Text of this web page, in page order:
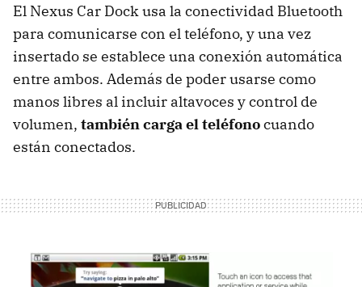
El Nexus Car Dock usa la conectividad Bluetooth
para comunicarse con el teléfono, y una vez
insertado se establece una conexión automática
entre ambos. Además de poder usarse como
manos libres al incluir altavoces y control de
volumen, también carga el teléfonocuando
están conectados.